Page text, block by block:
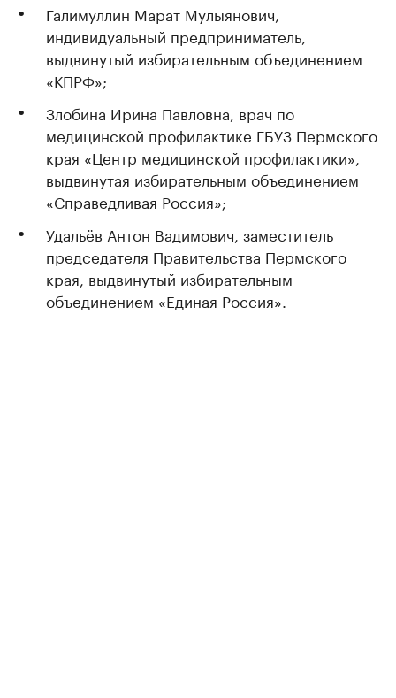
Галимуллин Марат Мулыянович,
индивидуальный предприниматель,
выдвинутый избирательным объединением
«КПРФ»;
Злобина Ирина Павловна, врач по
медицинской профилактике ГБУЗ Пермского
края «Центр медицинской профилактики»,
выдвинутая избирательным объединением
«Справедливая Россия»;
Удальёв Антон Вадимович, заместитель
председателя Правительства Пермского
края, выдвинутый избирательным
объединением «Единая Россия».